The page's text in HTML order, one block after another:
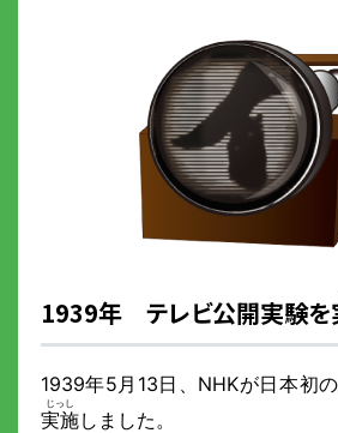
1939年 テレビ公開実験を
1939年5月13日、NHKが日本初
実施しました。